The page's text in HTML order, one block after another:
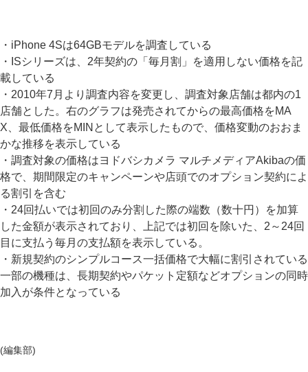
・iPhone 4Sは64GBモデルを調査している
・ISシリーズは、2年契約の「毎月割」を適用しない価格を記
載している
・2010年7月より調査内容を変更し、調査対象店舗は都内の1
店舗とした。右のグラフは発売されてからの最高価格をMA
X、最低価格をMINとして表示したもので、価格変動のおおま
かな推移を表示している
・調査対象の価格はヨドバシカメラ マルチメディアAkibaの価
格で、期間限定のキャンペーンや店頭でのオプション契約によ
る割引を含む
・24回払いでは初回のみ分割した際の端数（数十円）を加算
した金額が表示されており、上記では初回を除いた、2～24回
目に支払う毎月の支払額を表示している。
・新規契約のシンプルコース一括価格で大幅に割引されている
一部の機種は、長期契約やパケット定額などオプションの同時
加入が条件となっている
(編集部)